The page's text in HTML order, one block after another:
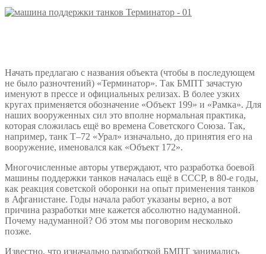
Начать предлагаю с названия объекта (чтобы в последующем
не было разночтений) «Терминатор». Так БМПТ зачастую
именуют в прессе и официальных релизах. В более узких
кругах применяется обозначение «Объект 199» и «Рамка». Для
наших вооруженных сил это вполне нормальная практика,
которая сложилась ещё во времена Советского Союза. Так,
например, танк Т–72 «Урал» изначально, до принятия его на
вооружение, именовался как «Объект 172».
Многочисленные авторы утверждают, что разработка боевой
машины поддержки танков началась ещё в СССР, в 80-е годы,
как реакция советской оборонки на опыт применения танков
в Афганистане. Годы начала работ указаны верно, а вот
причина разработки мне кажется абсолютно надуманной.
Почему надуманной? Об этом мы поговорим несколько
позже.
Известно, что изначально разработкой БМПТ занимались